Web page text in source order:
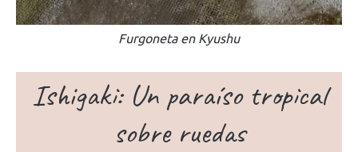
Furgoneta en Kyushu
Ishigaki: Un paraíso tropical
sobre ruedas